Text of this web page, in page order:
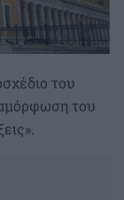
του
του